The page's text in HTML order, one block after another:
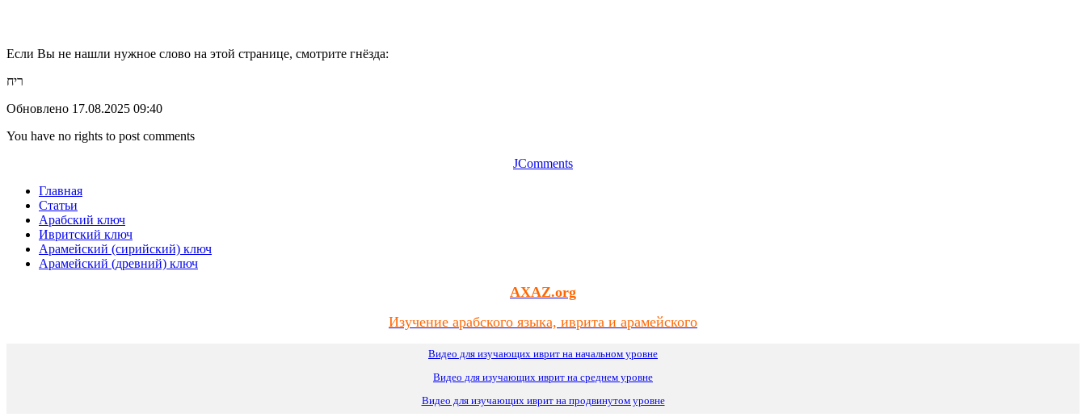
Если Вы не нашли нужное слово на этой странице, смотрите гнёзда:
ריח
Обновлено 17.08.2025 09:40
You have no rights to post comments
JComments
Главная
Статьи
Арабский ключ
Ивритский ключ
Арамейский (сирийский) ключ
Арамейский (древний) ключ
AXAZ.org
Изучение арабского языка, иврита и арамейского
Видео для изучающих иврит на начальном уровне
Видео для изучающих иврит на среднем уровне
Видео для изучающих иврит на продвинутом уровне